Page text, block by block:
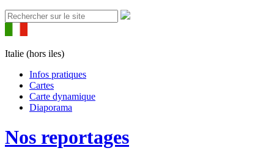
Italie (hors iles)
Infos pratiques
Cartes
Carte dynamique
Diaporama
Nos reportages